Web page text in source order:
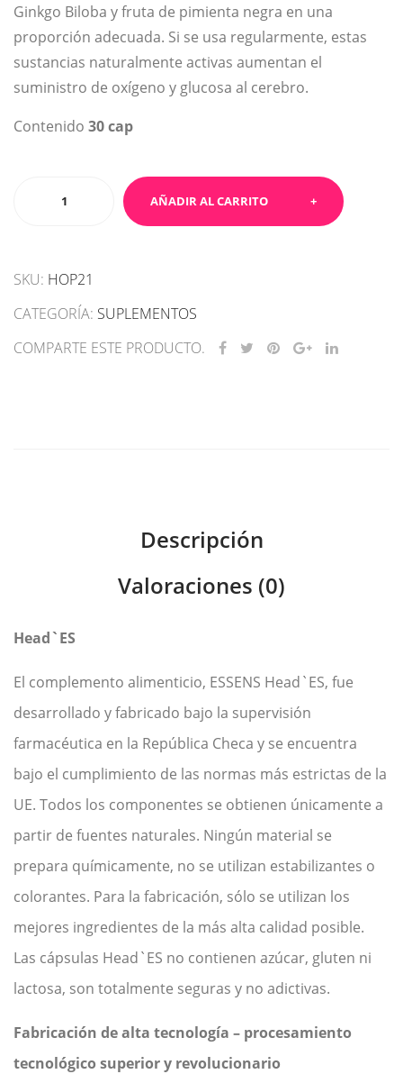
Ginkgo Biloba y fruta de pimienta negra en una
proporción adecuada. Si se usa regularmente, estas
sustancias naturalmente activas aumentan el
suministro de oxígeno y glucosa al cerebro.
Contenido 30 cap
cantidad
AÑADIR AL CARRITO
SKU: HOP21
CATEGORÍA: SUPLEMENTOS
COMPARTE ESTE PRODUCTO.
Descripción
Valoraciones (0)
Head`ES
El complemento alimenticio, ESSENS Head`ES, fue
desarrollado y fabricado bajo la supervisión
farmacéutica en la República Checa y se encuentra
bajo el cumplimiento de las normas más estrictas de la
UE. Todos los componentes se obtienen únicamente a
partir de fuentes naturales. Ningún material se
prepara químicamente, no se utilizan estabilizantes o
colorantes. Para la fabricación, sólo se utilizan los
mejores ingredientes de la más alta calidad posible.
Las cápsulas Head`ES no contienen azúcar, gluten ni
lactosa, son totalmente seguras y no adictivas.
Fabricación de alta tecnología – procesamiento
tecnológico superior y revolucionario